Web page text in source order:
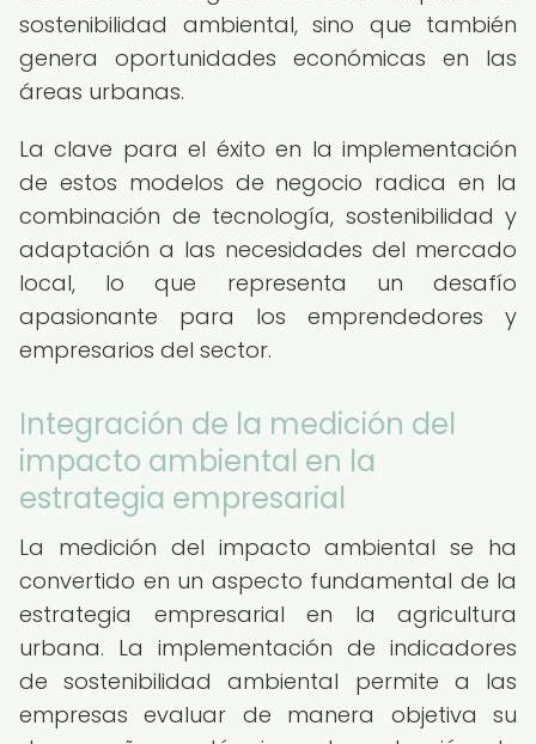
sostenibilidad ambiental, sino que también
genera oportunidades económicas en las
áreas urbanas.
La clave para el éxito en la implementación
de estos modelos de negocio radica en la
combinación de tecnología, sostenibilidad y
adaptación a las necesidades del mercado
local, lo que representa un desafío
apasionante para los emprendedores y
empresarios del sector.
Integración de la medición del
impacto ambiental en la
estrategia empresarial
La medición del impacto ambiental se ha
convertido en un aspecto fundamental de la
estrategia empresarial en la agricultura
urbana. La implementación de indicadores
de sostenibilidad ambiental permite a las
empresas evaluar de manera objetiva su